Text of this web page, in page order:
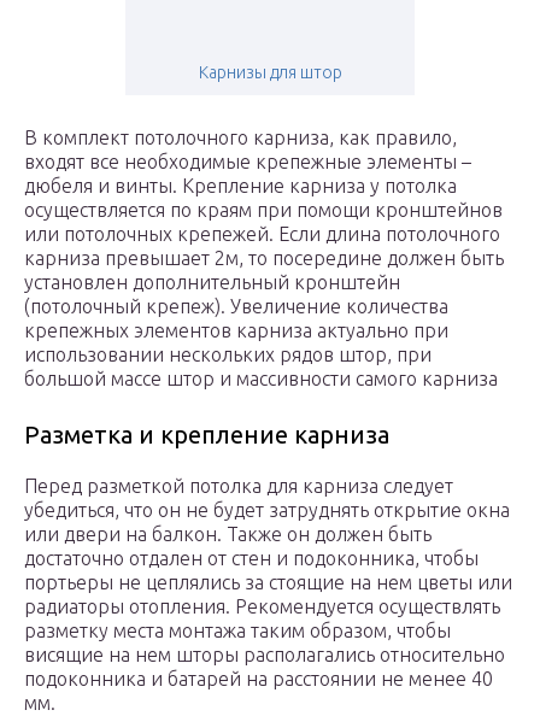
Карнизы для штор
В комплект потолочного карниза, как правило,
входят все необходимые крепежные элементы –
дюбеля и винты. Крепление карниза у потолка
осуществляется по краям при помощи кронштейнов
или потолочных крепежей. Если длина потолочного
карниза превышает 2м, то посередине должен быть
установлен дополнительный кронштейн
(потолочный крепеж). Увеличение количества
крепежных элементов карниза актуально при
использовании нескольких рядов штор, при
большой массе штор и массивности самого карниза
Разметка и крепление карниза
Перед разметкой потолка для карниза следует
убедиться, что он не будет затруднять открытие окна
или двери на балкон. Также он должен быть
достаточно отдален от стен и подоконника, чтобы
портьеры не цеплялись за стоящие на нем цветы или
радиаторы отопления. Рекомендуется осуществлять
разметку места монтажа таким образом, чтобы
висящие на нем шторы располагались относительно
подоконника и батарей на расстоянии не менее 40
мм.